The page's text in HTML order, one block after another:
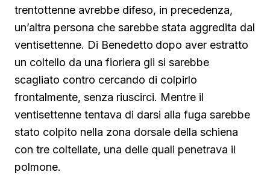
trentottenne avrebbe difeso, in precedenza,
un’altra persona che sarebbe stata aggredita dal
ventisettenne. Di Benedetto dopo aver estratto
un coltello da una fioriera gli si sarebbe
scagliato contro cercando di colpirlo
frontalmente, senza riuscirci. Mentre il
ventisettenne tentava di darsi alla fuga sarebbe
stato colpito nella zona dorsale della schiena
con tre coltellate, una delle quali penetrava il
polmone.